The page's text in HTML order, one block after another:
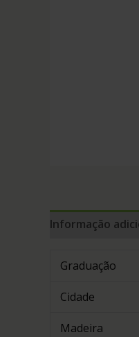
Informação
Graduação
Cidade
Madeira